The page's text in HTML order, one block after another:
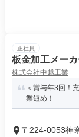
正社員
板金加工メー
株式会社中越工業
＜賞与年3回！
業短め！
〒224-0053神